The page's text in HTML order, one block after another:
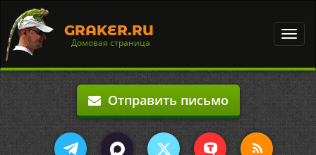
GRAKER.RU
Домовая страница
Отправить письмо